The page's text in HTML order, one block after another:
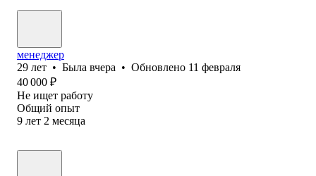
менеджер
29 лет • Была вчера • Обновлено 11 февраля
40 000 ₽
Не ищет работу
Общий опыт
9 лет 2 месяца